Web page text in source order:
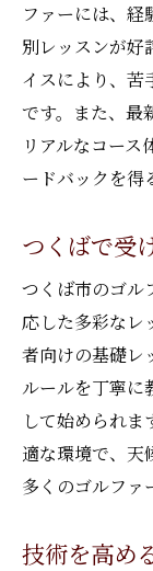
ファーには、
別レッスンが好
イスにより、苦
です。また、最
リアルなコース
ードバックを得
つくばで受
つくば市のゴル
応した多彩なレ
者向けの基礎レ
ルールを丁寧に
して始められ
適な環境で、天
多くのゴルファ
技術を高め